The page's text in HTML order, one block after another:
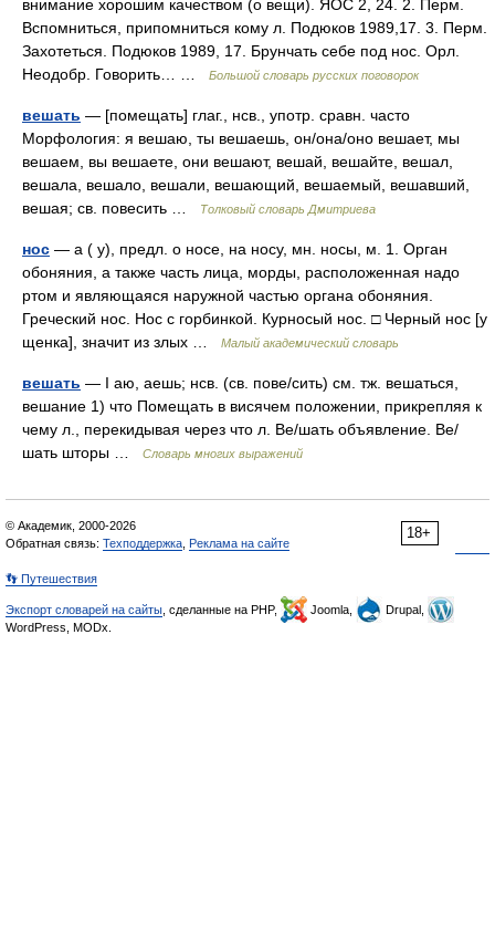
внимание хорошим качеством (о вещи). ЯОС 2, 24. 2. Перм.
Вспомниться, припомниться кому л. Подюков 1989,17. 3. Перм.
Захотеться. Подюков 1989, 17. Брунчать себе под нос. Орл.
Неодобр. Говорить… …
Большой словарь русских поговорок
вешать — [помещать] глаг., нсв., употр. сравн. часто
Морфология: я вешаю, ты вешаешь, он/она/оно вешает, мы
вешаем, вы вешаете, они вешают, вешай, вешайте, вешал,
вешала, вешало, вешали, вешающий, вешаемый, вешавший,
вешая; св. повесить …
Толковый словарь Дмитриева
нос — а ( у), предл. о носе, на носу, мн. носы, м. 1. Орган
обоняния, а также часть лица, морды, расположенная надо
ртом и являющаяся наружной частью органа обоняния.
Греческий нос. Нос с горбинкой. Курносый нос. □ Черный нос [у
щенка], значит из злых …
Малый академический словарь
вешать — I аю, аешь; нсв. (св. пове/сить) см. тж. вешаться,
вешание 1) что Помещать в висячем положении, прикрепляя к
чему л., перекидывая через что л. Ве/шать объявление. Ве/
шать шторы …
Словарь многих выражений
18+
© Академик, 2000-2026
Обратная связь: Техподдержка Реклама на сайте
👣 Путешествия
Экспорт словарей на сайты , сделанные на PHP, Joomla,
Drupal,
WordPress, MODx.